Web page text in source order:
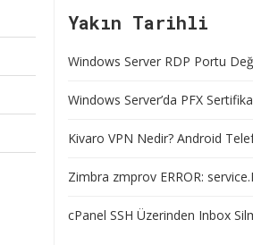
Yakın Tarihli
Windows Server RDP Portu
Windows Server’da PFX
Kivaro VPN Nedir? Android
Zimbra zmprov ERROR:
cPanel SSH Üzerinden Inbox